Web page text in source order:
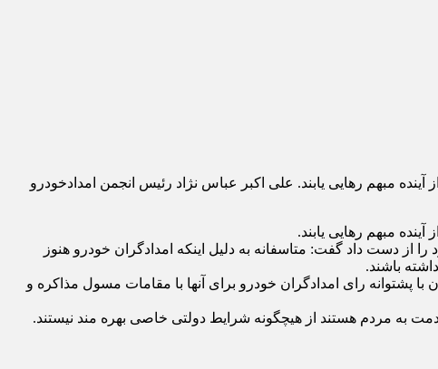
مبهم رهایی یابند. علی اکبر عباس نژاد رئیس انجمن امدادخودرو
مبهم رهایی یابند.
دست داد گفت: متاسفانه به دلیل اینکه امدادگران خودرو هنوز
باشند.
پشتوانه رای امدادگران خودرو برای آنها با مقامات مسول مذاکره و
به مردم هستند از هیچگونه شرایط دولتی خاصی بهره مند نیستند.